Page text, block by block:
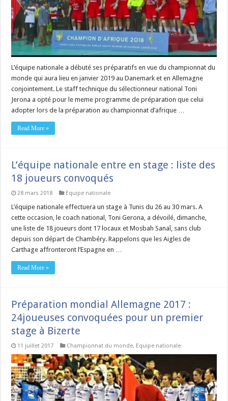
L’équipe nationale a débuté ses préparatifs en vue du championnat du
monde qui aura lieu en janvier 2019 au Danemark et en Allemagne
conjointement. Le staff technique du sélectionneur national Toni
Jerona a opté pour le meme programme de préparation que celui
adopter lors de la préparation au championnat d’afrique …
Read More »
L’équipe nationale entre en stage : liste des
18 joueurs convoqués
28 mars 2018 Equipe nationale
L’équipe nationale effectuera un stage à Tunis du 26 au 30 mars. A
cette occasion, le coach national, Toni Gerona, a dévoilé, dimanche,
une liste de 18 joueurs dont 17 locaux et Mosbah Sanaî, sans club
depuis son départ de Chambéry. Rappelons que les Aigles de
Carthage affronteront l’Espagne en …
Read More »
Préparation mondial Allemagne 2017 :
24joueuses convoquées pour un premier
stage à Bizerte
11 juillet 2017 Championnat du monde, Equipe nationale